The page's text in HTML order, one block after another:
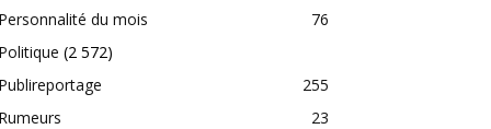
du mois
76
(2 572)
255
23